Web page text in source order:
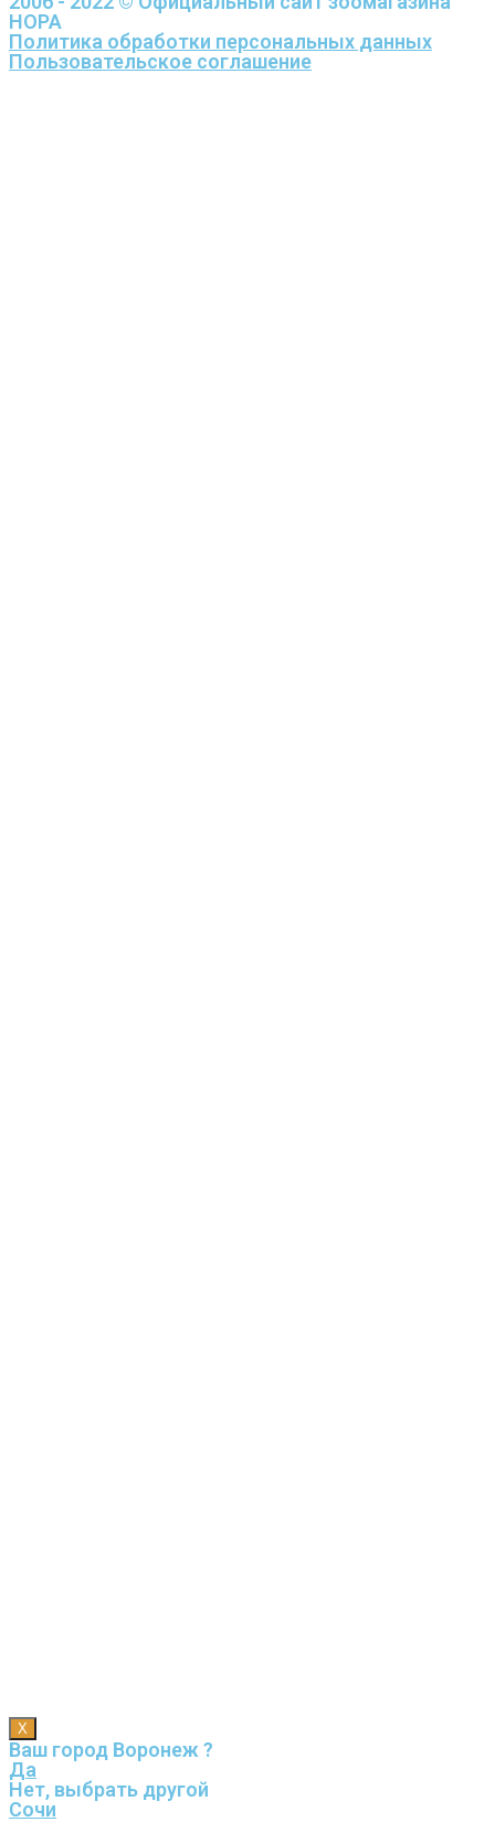
НОРА
Политика обработки персональных данных
Пользовательское соглашение
X
Ваш город Воронеж ?
Да
Нет, выбрать другой
Сочи